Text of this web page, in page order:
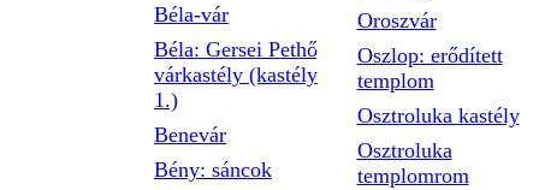
Béla-vár
Béla: Gersei Pethő
várkastély (kastély
1.)
Benevár
Bény: sáncok
Oroszvár
Oszlop: erődített
templom
Osztroluka kastély
Osztroluka
templomrom